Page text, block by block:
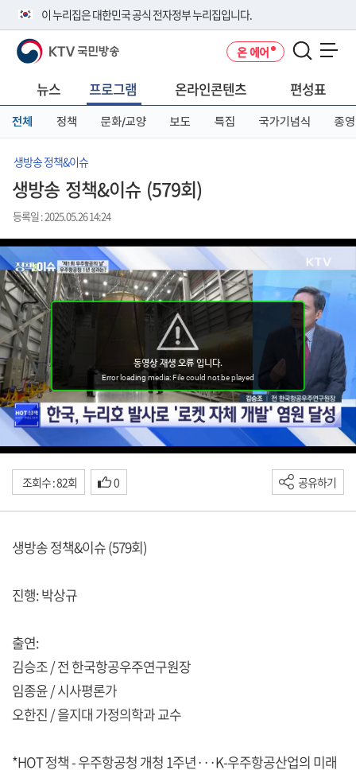
이 누리집은 대한민국 공식 전자정부 누리집입니다.
공식 누리집 주소 확인하기
니다.
이밖에 or.kr 또는 .kr등 다른 도메인 주소를 사용하고 있다면 아래 URL에
서 도메인 주소를 확인해 보세요
KTV 국민방송 온 에어
뉴스 프로그램 온라인콘텐츠 편성표
전체 정책 문화/교양 보도 특집 국가기념식 종영
생방송 정책&이슈
생방송 정책&이슈 (579회)
등록일 : 2025.05.26 14:24
조회수 : 82회 0 공유하기
생방송 정책&이슈 (579회)
진행: 박상규
출연:
김승조 / 전 한국항공우주연구원장
임종윤 / 시사평론가
오한진 / 을지대 가정의학과 교수
*HOT 정책 - 우주항공청 개청 1주년···K-우주항공산업의 미래